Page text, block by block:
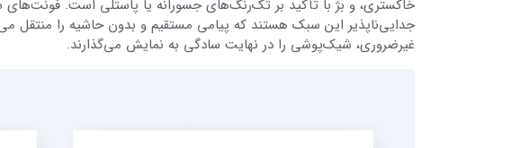
خاکستری، و بژ با تأکید بر تک‌رنگ‌های جسورانه یا پاستلی است.
جدایی‌ناپذیر این سبک هستند که پیامی مستقیم و بدون حاشیه را منتقل
غیرضروری، شیک‌پوشی را در نهایت سادگی به نمایش می‌گذارند.